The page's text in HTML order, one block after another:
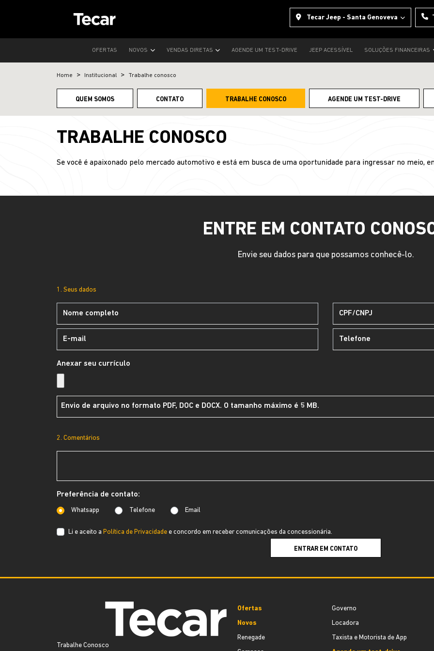
Tecar Jeep - Santa Genoveva
OFERTAS NOVOS VENDAS DIRETAS AGENDE UM TEST-DRIVE JEEP ACESSÍVEL SOLUÇÕES FINANCEIRAS
Home Institucional Trabalhe conosco
QUEM SOMOS CONTATO TRABALHE CONOSCO AGENDE UM TEST-DRIVE
TRABALHE CONOSCO
Se você é apaixonado pelo mercado automotivo e está em busca de uma oportunidade para ingressar no meio,
ENTRE EM CONTATO
Envie seu dados para que possamos conhecê-lo.
1. Seus dados
Anexar seu currículo
Envio de arquivo no formato PDF, DOC e DOCX. O tamanho máximo é 5 MB.
2. Comentários
Preferência de contato:
Whatsapp Telefone Email
Li e aceito a Política de Privacidade e concordo em receber comunicações da concessionária.
ENTRAR EM CONTATO
Trabalhe Conosco
Ofertas
Novos
Renegade
Governo
Locadora
Taxista e Motorista de App